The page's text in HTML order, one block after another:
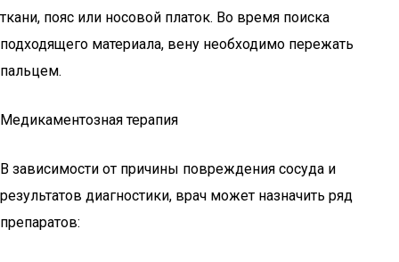
ткани, пояс или носовой платок. Во время поиска
подходящего материала, вену необходимо пережать
пальцем.
Медикаментозная терапия
В зависимости от причины повреждения сосуда и
результатов диагностики, врач может назначить ряд
препаратов: